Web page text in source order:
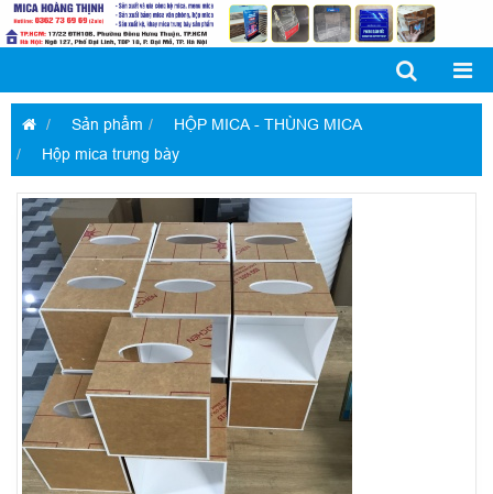
Sản phẩm
HỘP MICA - THÙNG MICA
Hộp mica trưng bày